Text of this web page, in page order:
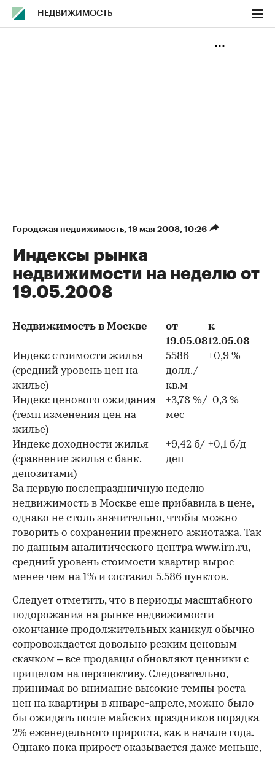
НЕДВИЖИМОСТЬ
Городская недвижимость⁠, 19 мая 2008, 10:26
Индексы рынка
недвижимости на неделю от
19.05.2008
Недвижимость в Москве
от
19.05.08
к
12.05.08
Индекс стоимости жилья
(средний уровень цен на
жилье)
5586
долл./
кв.м
+0,9 %
Индекс ценового ожидания
(темп изменения цен на
жилье)
+3,78 %/
мес
-0,3 %
Индекс доходности жилья
(сравнение жилья с банк.
депозитами)
+9,42 б/
деп
+0,1 б/д
За первую послепраздничную неделю
недвижимость в Москве еще прибавила в цене,
однако не столь значительно, чтобы можно
говорить о сохранении прежнего ажиотажа. Так
по данным аналитического центраwww.irn.ru,
средний уровень стоимости квартир вырос
менее чем на 1% и составил 5.586 пунктов.
Следует отметить, что в периоды масштабного
подорожания на рынке недвижимости
окончание продолжительных каникул обычно
сопровождается довольно резким ценовым
скачком – все продавцы обновляют ценники с
прицелом на перспективу. Следовательно,
принимая во внимание высокие темпы роста
цен на квартиры в январе-апреле, можно было
бы ожидать после майских праздников порядка
2% еженедельного прироста, как в начале года.
Однако пока прирост оказывается даже меньше,